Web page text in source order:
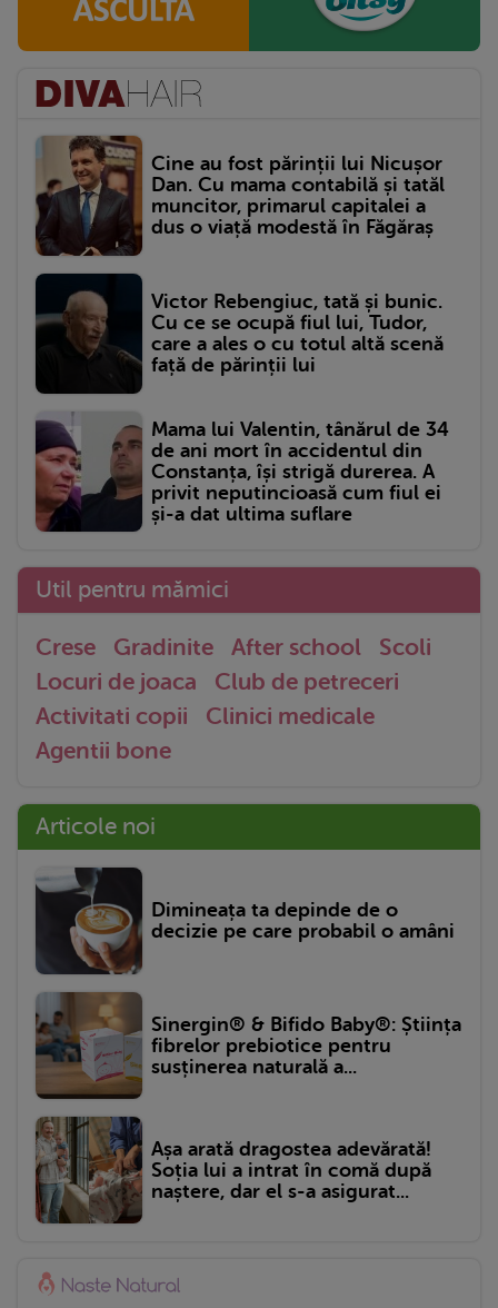
Cine au fost părinții lui Nicușor
Dan. Cu mama contabilă și tatăl
muncitor, primarul capitalei a
dus o viață modestă în Făgăraș
Victor Rebengiuc, tată și bunic.
Cu ce se ocupă fiul lui, Tudor,
care a ales o cu totul altă scenă
față de părinții lui
Mama lui Valentin, tânărul de 34
de ani mort în accidentul din
Constanța, își strigă durerea. A
privit neputincioasă cum fiul ei
și-a dat ultima suflare
Util pentru mămici
Crese Gradinite After school
Scoli
Locuri de joaca
Club de petreceri
Activitati copii
Clinici medicale
Agentii bone
Articole noi
Dimineața ta depinde de o
decizie pe care probabil o amâni
Sinergin® & Bifido Baby®: Știința
fibrelor prebiotice pentru
susținerea naturală a...
Așa arată dragostea adevărată!
Soția lui a intrat în comă după
naștere, dar el s-a asigurat...